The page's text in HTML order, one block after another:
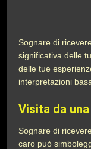
Sognare di
significativa delle
delle tue
interpretazioni
Visita da
Sognare di
caro può